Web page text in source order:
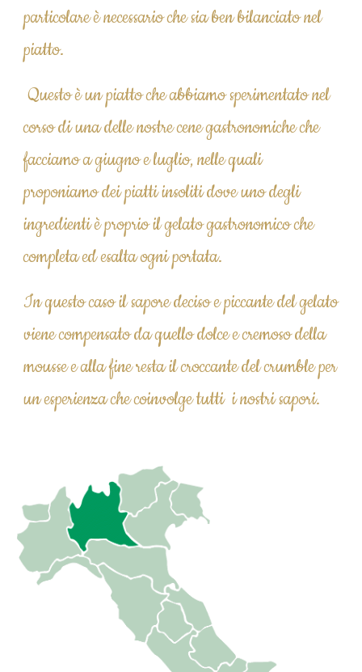
particolare è necessario che sia ben bilanciato nel
piatto.
Questo è un piatto che abbiamo sperimentato nel
corso di una delle nostre cene gastronomiche che
facciamo a giugno e luglio, nelle quali
proponiamo dei piatti insoliti dove uno degli
ingredienti è proprio il gelato gastronomico che
completa ed esalta ogni portata.
In questo caso il sapore deciso e piccante del gelato
viene compensato da quello dolce e cremoso della
mousse e alla fine resta il croccante del crumble per
un esperienza che coinvolge tutti  i nostri sapori.